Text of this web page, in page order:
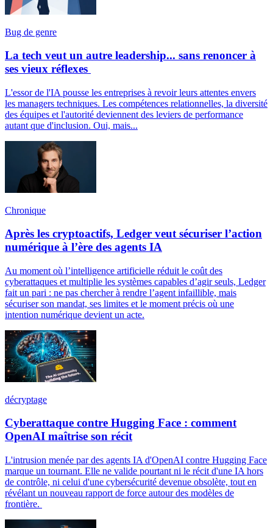
Bug de genre
La tech veut un autre leadership... sans renoncer à
ses vieux réflexes
L'essor de l'IA pousse les entreprises à revoir leurs attentes envers
les managers techniques. Les compétences relationnelles, la diversité
des équipes et l'autorité deviennent des leviers de performance
autant que d'inclusion. Oui, mais...
Chronique
Après les cryptoactifs, Ledger veut sécuriser l’action
numérique à l’ère des agents IA
Au moment où l’intelligence artificielle réduit le coût des
cyberattaques et multiplie les systèmes capables d’agir seuls, Ledger
fait un pari : ne pas chercher à rendre l’agent infaillible, mais
sécuriser son mandat, ses limites et le moment précis où une
intention numérique devient un acte.
décryptage
Cyberattaque contre Hugging Face : comment
OpenAI maîtrise son récit
L'intrusion menée par des agents IA d'OpenAI contre Hugging Face
marque un tournant. Elle ne valide pourtant ni le récit d'une IA hors
de contrôle, ni celui d'une cybersécurité devenue obsolète, tout en
révélant un nouveau rapport de force autour des modèles de
frontière.